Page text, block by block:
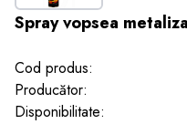
Spray vopsea
Cod produs:
Producător:
Disponibilitate: